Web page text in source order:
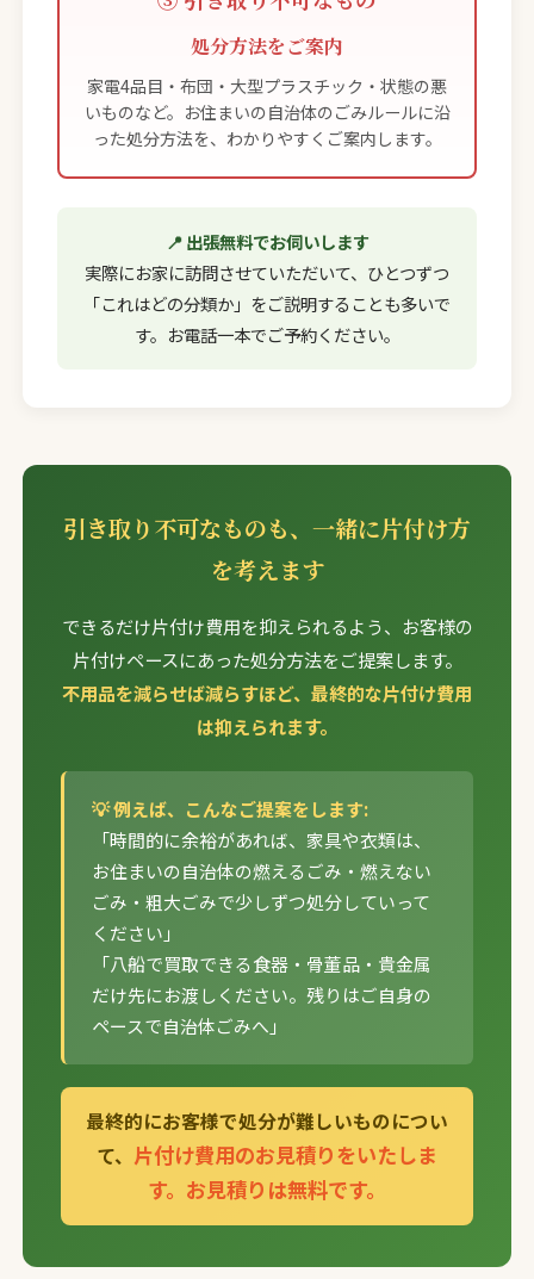
処分方法をご案内
家電4品目・布団・大型プラスチック・状態の悪
いものなど。お住まいの自治体のごみルールに沿
った処分方法を、わかりやすくご案内します。
📍 出張無料でお伺いします
実際にお家に訪問させていただいて、ひとつずつ
「これはどの分類か」をご説明することも多いで
す。お電話一本でご予約ください。
引き取り不可なものも、一緒に片付け方
を考えます
できるだけ片付け費用を抑えられるよう、お客様の
片付けペースにあった処分方法をご提案します。
不用品を減らせば減らすほど、最終的な片付け費用
は抑えられます。
💡 例えば、こんなご提案をします:
「時間的に余裕があれば、家具や衣類は、
お住まいの自治体の燃えるごみ・燃えない
ごみ・粗大ごみで少しずつ処分していって
ください」
「八船で買取できる食器・骨董品・貴金属
だけ先にお渡しください。残りはご自身の
ペースで自治体ごみへ」
最終的にお客様で処分が難しいものについ
て、 片付け費用のお見積りをいたしま
す。お見積りは無料です。